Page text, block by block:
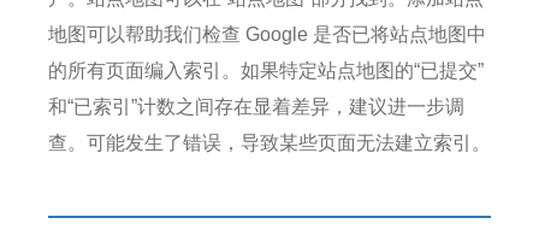
地图可以帮助我们检查 Google 是否已将站点地图中
的所有页面编入索引。 如果特定站点地图的“已提交”
和“已索引”计数之间存在显着差异，建议进一步调
查。 可能发生了错误，导致某些页面无法建立索引。